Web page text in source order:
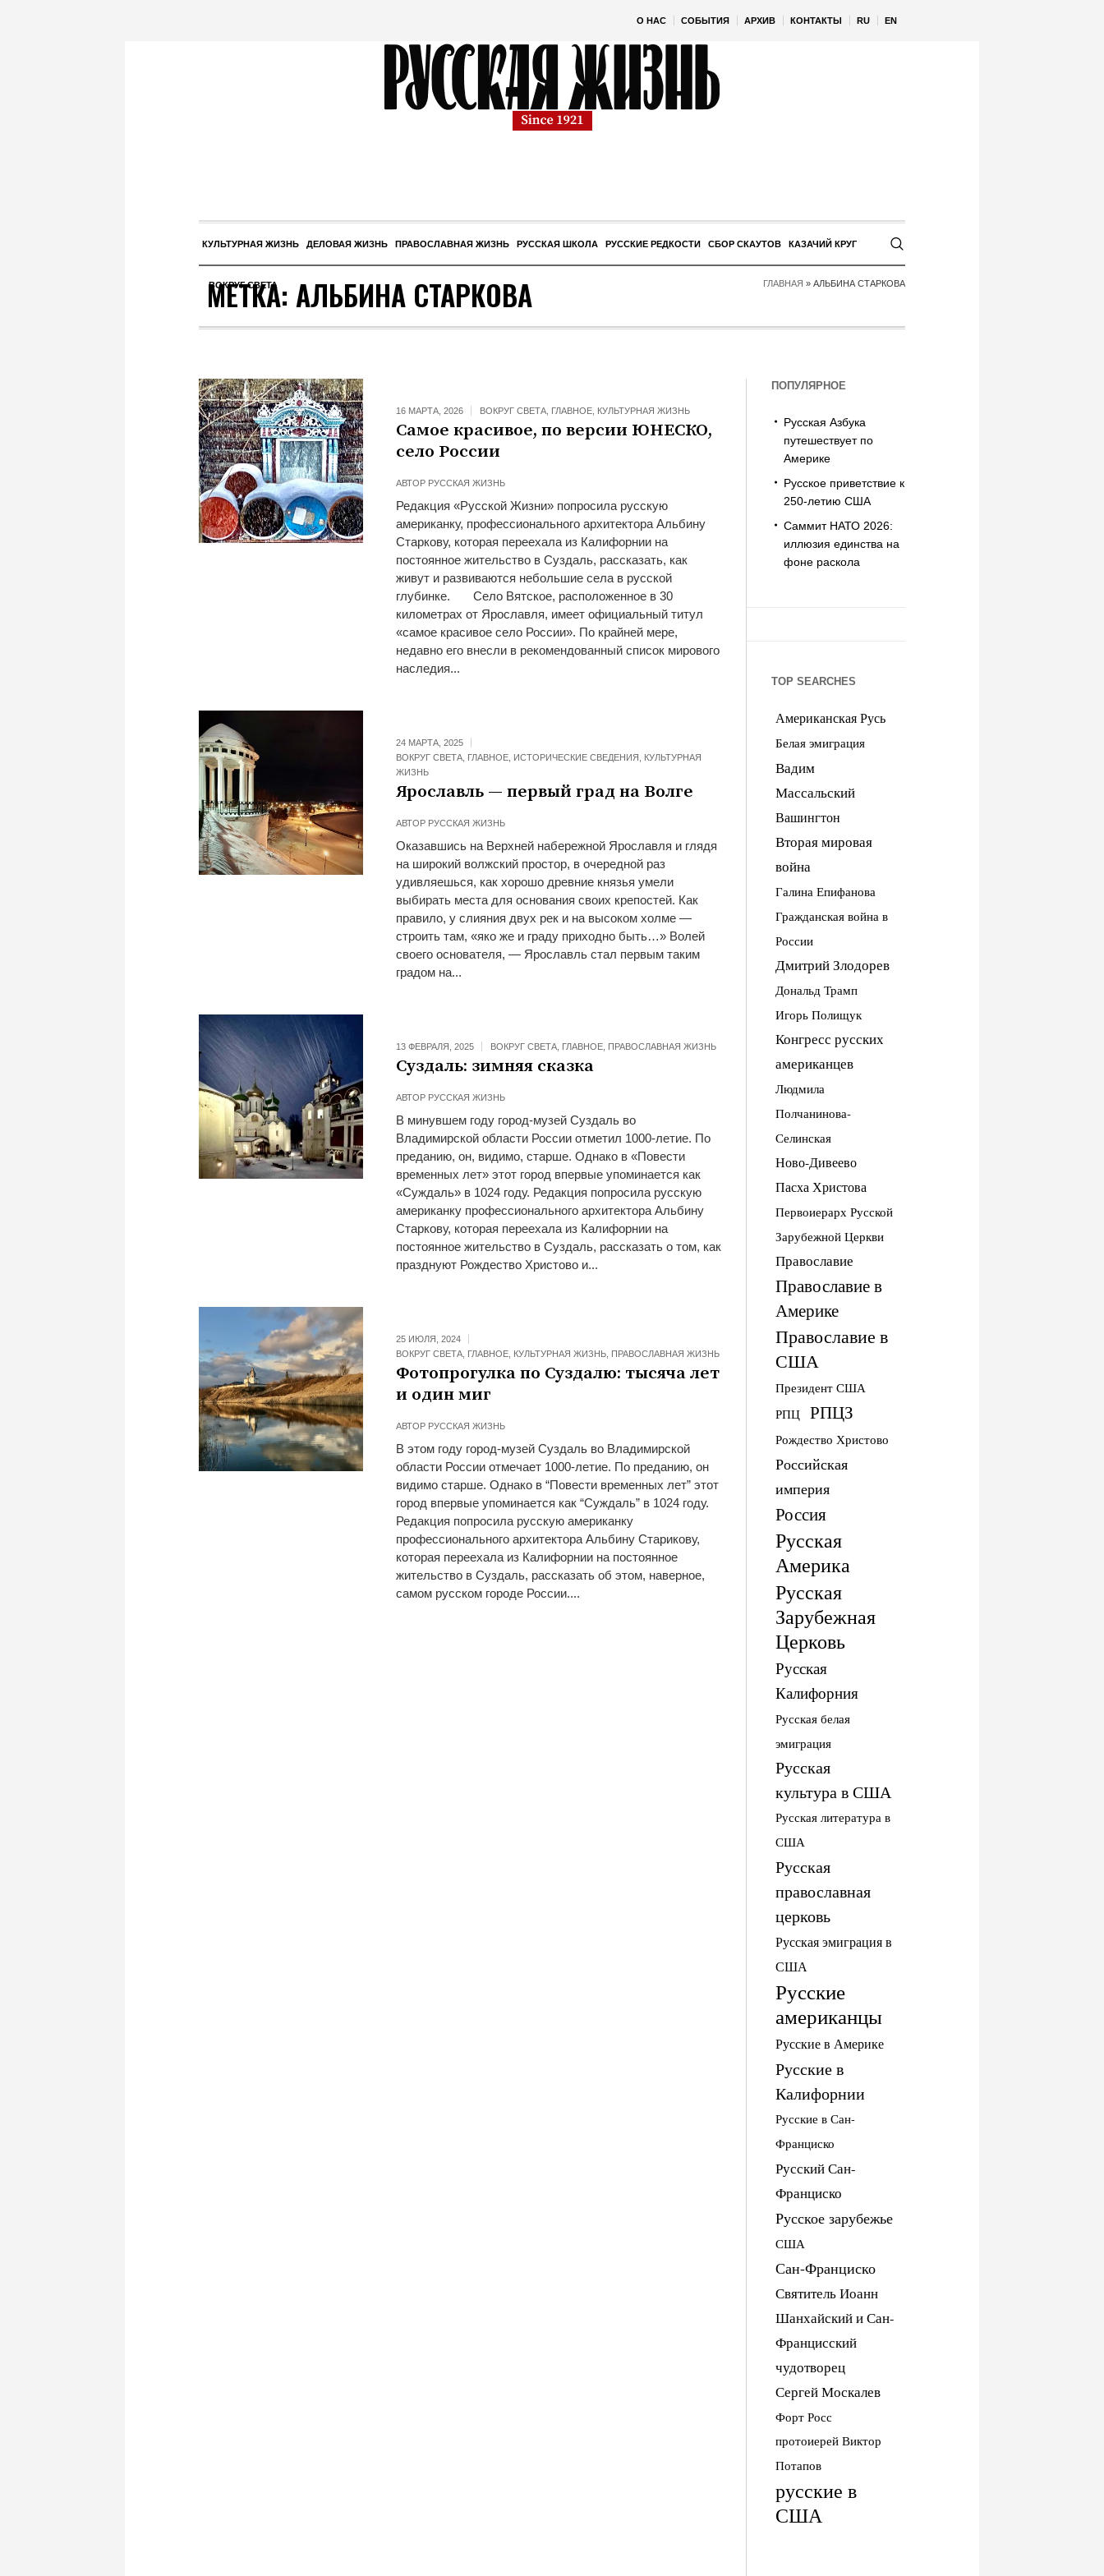
О НАС СОБЫТИЯ АРХИВ КОНТАКТЫ RU EN
КУЛЬТУРНАЯ ЖИЗНЬ ДЕЛОВАЯ ЖИЗНЬ ПРАВОСЛАВНАЯ ЖИЗНЬ РУССКАЯ ШКОЛА РУССКИЕ РЕДКОСТИ СБОР СКАУТОВ КАЗАЧИЙ КРУГ
ВОКРУГ СВЕТА
МЕТКА: АЛЬБИНА СТАРКОВА ГЛАВНАЯ » АЛЬБИНА СТАРКОВА
16 МАРТА, 2026 ВОКРУГ СВЕТА, ГЛАВНОЕ, КУЛЬТУРНАЯ ЖИЗНЬ
Самое красивое, по версии ЮНЕСКО,
село России
АВТОР РУССКАЯ ЖИЗНЬ
Редакция «Русской Жизни» попросила русскую
американку, профессионального архитектора Альбину
Старкову, которая переехала из Калифорнии на
постоянное жительство в Суздаль, рассказать, как
живут и развиваются небольшие села в русской
глубинке. Село Вятское, расположенное в 30
километрах от Ярославля, имеет официальный титул
«самое красивое село России». По крайней мере,
недавно его внесли в рекомендованный список мирового
наследия...
24 МАРТА, 2025
ВОКРУГ СВЕТА, ГЛАВНОЕ, ИСТОРИЧЕСКИЕ СВЕДЕНИЯ
КУЛЬТУРНАЯ
ЖИЗНЬ
Ярославль — первый град на Волге
АВТОР РУССКАЯ ЖИЗНЬ
Оказавшись на Верхней набережной Ярославля и глядя
на широкий волжский простор, в очередной раз
удивляешься, как хорошо древние князья умели
выбирать места для основания своих крепостей. Как
правило, у слияния двух рек и на высоком холме —
строить там, «яко же и граду приходно быть…» Волей
своего основателя, — Ярославль стал первым таким
градом на...
13 ФЕВРАЛЯ, 2025 ВОКРУГ СВЕТА, ГЛАВНОЕ, ПРАВОСЛАВНАЯ ЖИЗНЬ
Суздаль: зимняя сказка
АВТОР РУССКАЯ ЖИЗНЬ
В минувшем году город-музей Суздаль во
Владимирской области России отметил 1000-летие. По
преданию, он, видимо, старше. Однако в «Повести
временных лет» этот город впервые упоминается как
«Суждаль» в 1024 году. Редакция попросила русскую
американку профессионального архитектора Альбину
Старкову, которая переехала из Калифорнии на
постоянное жительство в Суздаль, рассказать о том, как
празднуют Рождество Христово и...
25 ИЮЛЯ, 2024
ВОКРУГ СВЕТА, ГЛАВНОЕ, КУЛЬТУРНАЯ ЖИЗНЬ, ПРАВОСЛАВНАЯ ЖИЗНЬ
Фотопрогулка по Суздалю: тысяча лет
и один миг
АВТОР РУССКАЯ ЖИЗНЬ
В этом году город-музей Суздаль во Владимирской
области России отмечает 1000-летие. По преданию, он
видимо старше. Однако в “Повести временных лет” этот
город впервые упоминается как “Суждаль” в 1024 году.
Редакция попросила русскую американку
профессионального архитектора Альбину Старикову,
которая переехала из Калифорнии на постоянное
жительство в Суздаль, рассказать об этом, наверное,
самом русском городе России....
ПОПУЛЯРНОЕ
Русская Азбука
путешествует по
Америке
Русское приветствие к
250-летию США
Саммит НАТО 2026:
иллюзия единства на
фоне раскола
TOP SEARCHES
Американская Русь
Белая эмиграция
Вадим
Массальский
Вашингтон
Вторая мировая
война
Галина Епифанова
Гражданская война в
России
Дмитрий Злодорев
Дональд Трамп
Игорь Полищук
Конгресс русских
американцев
Людмила
Полчанинова-
Селинская
Ново-Дивеево
Пасха Христова
Первоиерарх Русской
Зарубежной Церкви
Православие
Православие в
Америке
Православие в
США
Президент США
РПЦ РПЦЗ
Рождество Христово
Российская
империя
Россия
Русская
Америка
Русская
Зарубежная
Церковь
Русская
Калифорния
Русская белая
эмиграция
Русская
культура в США
Русская литература в
США
Русская
православная
церковь
Русская эмиграция в
США
Русские
американцы
Русские в Америке
Русские в
Калифорнии
Русские в Сан-
Франциско
Русский Сан-
Франциско
Русское зарубежье
США
Сан-Франциско
Святитель Иоанн
Шанхайский и Сан-
Францисский
чудотворец
Сергей Москалев
Форт Росс
протоиерей Виктор
Потапов
русские в
США